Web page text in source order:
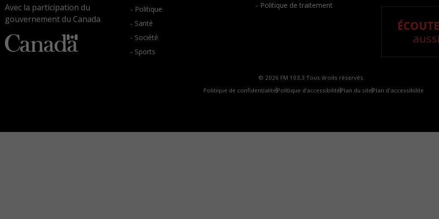
Avec la participation du
gouvernement du Canada
- Politique
- Santé
- Société
- Sports
- Politique de traitement
© 2026 FM 103,3 Tous droits réservés.
Politique de confidentialité Politique d’accessibilité Plan du site Plan d'accessibilite